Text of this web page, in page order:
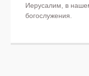
Иерусалим, в
богослужения.